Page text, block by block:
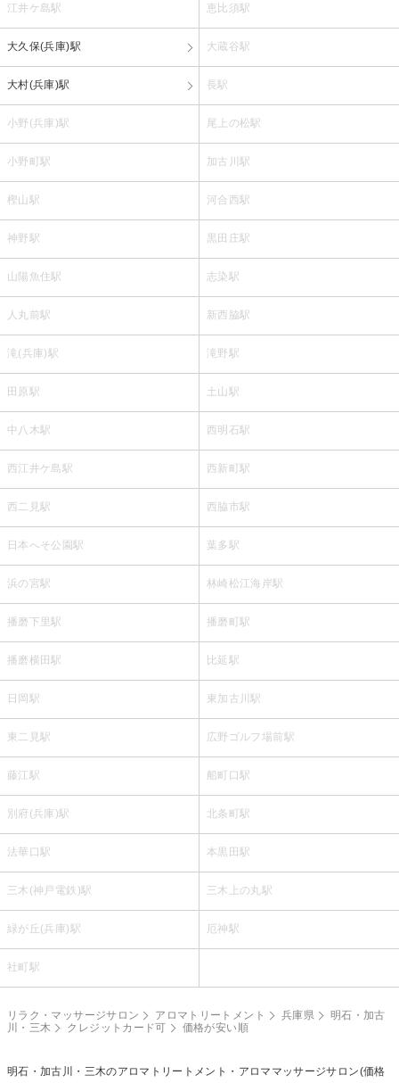
江井ケ島駅 恵比須駅
大久保(兵庫)駅 大蔵谷駅
大村(兵庫)駅 長駅
小野(兵庫)駅 尾上の松駅
小野町駅 加古川駅
樫山駅 河合西駅
神野駅 黒田庄駅
山陽魚住駅 志染駅
人丸前駅 新西脇駅
滝(兵庫)駅 滝野駅
田原駅 土山駅
中八木駅 西明石駅
西江井ケ島駅 西新町駅
西二見駅 西脇市駅
日本へそ公園駅 葉多駅
浜の宮駅 林崎松江海岸駅
播磨下里駅 播磨町駅
播磨横田駅 比延駅
日岡駅 東加古川駅
東二見駅 広野ゴルフ場前駅
藤江駅 船町口駅
別府(兵庫)駅 北条町駅
法華口駅 本黒田駅
三木(神戸電鉄)駅 三木上の丸駅
緑が丘(兵庫)駅 厄神駅
社町駅
リラク・マッサージサロン アロマトリートメント 兵庫県
明石・加古
川・三木
クレジットカード可 価格が安い順
明石・加古川・三木のアロマトリートメント・アロママッサージサロン(価格